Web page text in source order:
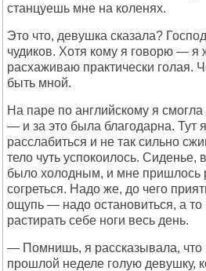
станцуешь мне на коленях.
Это что, девушка сказала?
чудиков. Хотя кому я говорю — я
расхаживаю практически голая.
быть мной.
На паре по английскому я
— и за это была благодарна. Тут
расслабиться и не так сильно
тело чуть успокоилось. Сиденье,
было холодным, и мне пришлось
согреться. Надо же, до чего
ощупь — надо остановиться, а то
растирать себе ноги весь день.
— Помнишь, я рассказывала, что
прошлой неделе голую девушку,